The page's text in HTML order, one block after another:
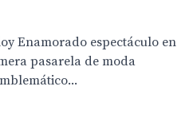
Enamorado espectáculo en
pasarela de moda